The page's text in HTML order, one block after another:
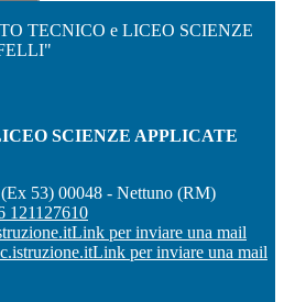
TECNICO e LICEO SCIENZE
SCIENZE APPLICATE
53) 00048 - Nettuno (RM)
121127610
Link per inviare una mail
Link per inviare una mail